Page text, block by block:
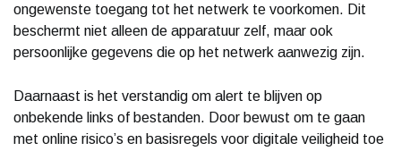
ongewenste toegang tot het netwerk te voorkomen. Dit
beschermt niet alleen de apparatuur zelf, maar ook
persoonlijke gegevens die op het netwerk aanwezig zijn.
Daarnaast is het verstandig om alert te blijven op
onbekende links of bestanden. Door bewust om te gaan
met online risico’s en basisregels voor digitale veiligheid toe